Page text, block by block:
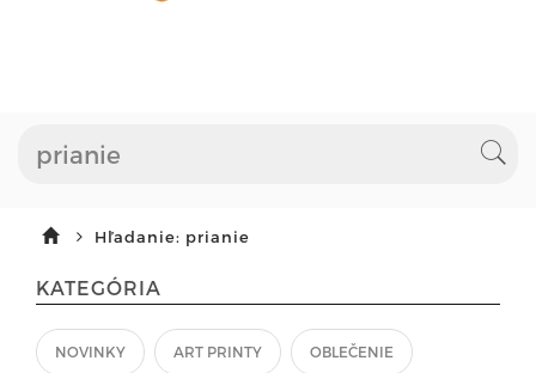
Hľadanie: prianie
KATEGÓRIA
NOVINKY ART PRINTY OBLEČENIE